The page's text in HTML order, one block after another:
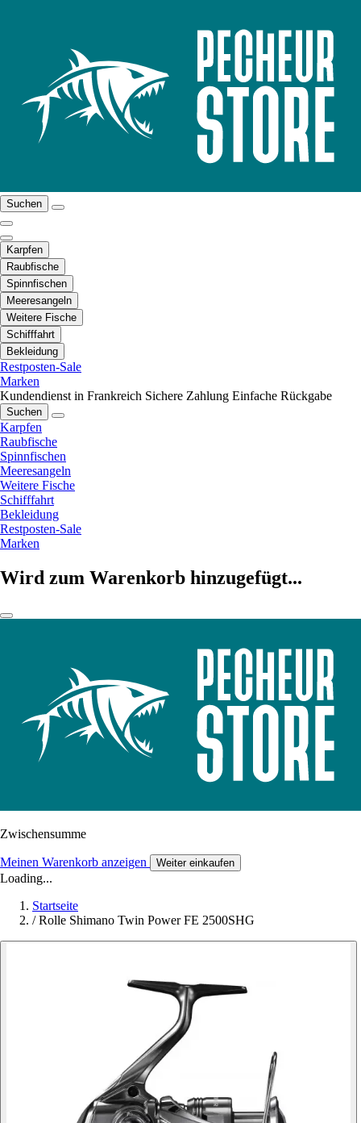
Suchen
Karpfen
Raubfische
Spinnfischen
Meeresangeln
Weitere Fische
Schifffahrt
Bekleidung
Restposten-Sale
Marken
Kundendienst in Frankreich Sichere Zahlung Einfache Rückgabe
Suchen
Karpfen
Raubfische
Spinnfischen
Meeresangeln
Weitere Fische
Schifffahrt
Bekleidung
Restposten-Sale
Marken
Wird zum Warenkorb hinzugefügt...
Zwischensumme
Meinen Warenkorb anzeigen Weiter einkaufen
Loading...
Startseite
/ Rolle Shimano Twin Power FE 2500SHG